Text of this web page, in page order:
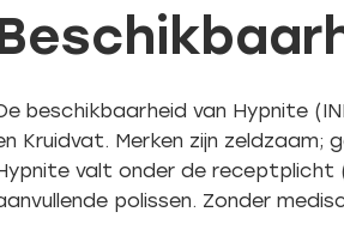
beschikbaarheid van Hypnite
Kruidvat. Merken zijn zeldzaam;
valt onder de receptplicht
polissen. Zonder